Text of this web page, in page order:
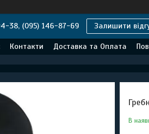
38, (095) 146-87-69 Залишити
Контакти Доставка та Оплата
В